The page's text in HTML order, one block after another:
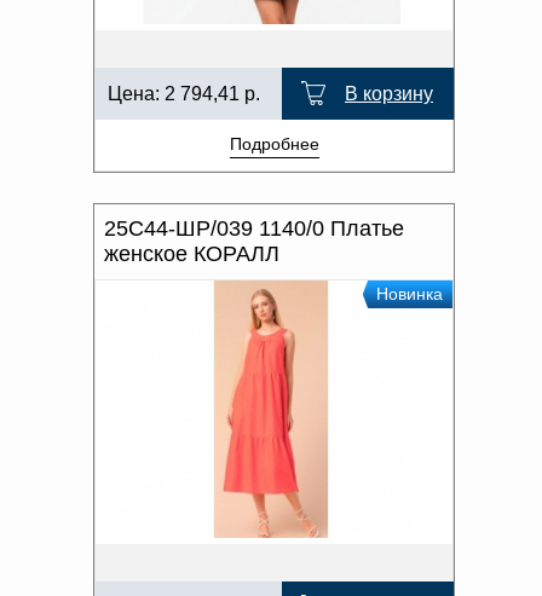
Цена: 2 794,41 р. В корзину
Подробнее
25С44-ШР/039 1140/0 Платье
женское КОРАЛЛ
Новинка